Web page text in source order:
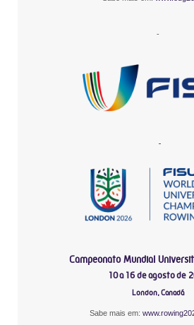
-
-
Campeonato Mundial
10 a 16 de agosto de
London, Canadá
Sabe mais em: